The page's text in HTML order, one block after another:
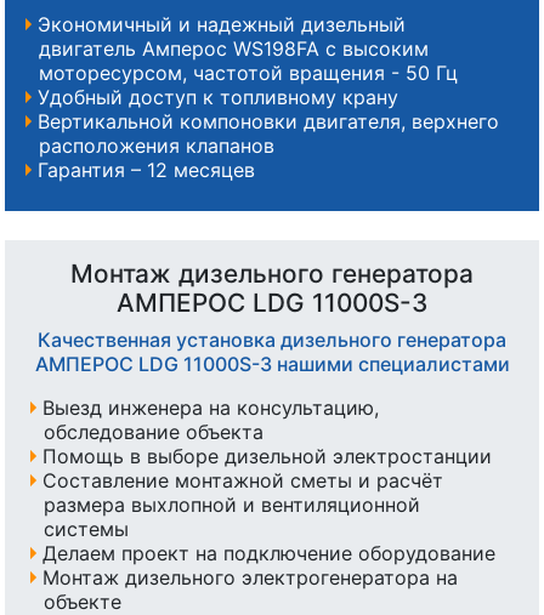
Экономичный и надежный дизельный
двигатель Амперос WS198FA с высоким
моторесурсом, частотой вращения - 50 Гц
Удобный доступ к топливному крану
Вертикальной компоновки двигателя, верхнего
расположения клапанов
Гарантия – 12 месяцев
Монтаж дизельного генератора
АМПЕРОС LDG 11000S-3
Качественная установка дизельного генератора
АМПЕРОС LDG 11000S-3 нашими специалистами
Выезд инженера на консультацию,
обследование объекта
Помощь в выборе дизельной электростанции
Составление монтажной сметы и расчёт
размера выхлопной и вентиляционной
системы
Делаем проект на подключение оборудование
Монтаж дизельного электрогенератора на
объекте